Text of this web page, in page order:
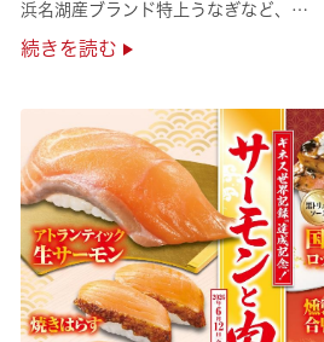
浜名湖産ブランド特上うなぎなど、
夏のスタミナ補給にぴったりのメニュー
続きを読む